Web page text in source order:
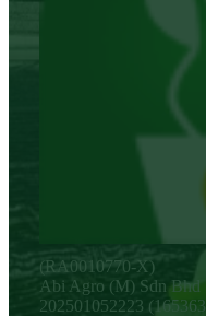
(RA0010770-X)
Abi Agro (M) Sdn Bhd
202501052223